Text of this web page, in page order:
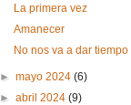
La primera vez
Amanecer
No nos va a dar tiempo
►mayo 2024(6)
►abril 2024(9)